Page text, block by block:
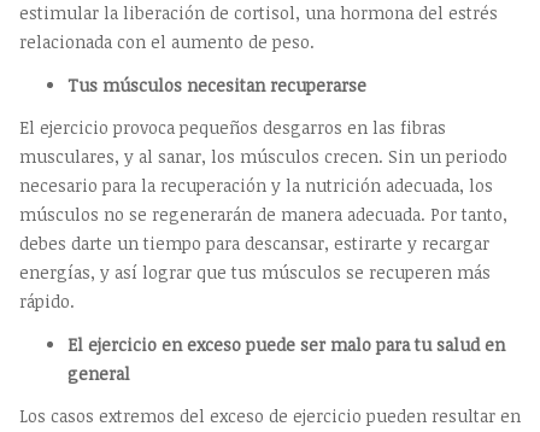
estimular la liberación de cortisol, una hormona del estrés
relacionada con el aumento de peso.
Tus músculos necesitan recuperarse
El ejercicio provoca pequeños desgarros en las fibras
musculares, y al sanar, los músculos crecen. Sin un periodo
necesario para la recuperación y la nutrición adecuada, los
músculos no se regenerarán de manera adecuada. Por tanto,
debes darte un tiempo para descansar, estirarte y recargar
energías, y así lograr que tus músculos se recuperen más
rápido.
El ejercicio en exceso puede ser malo para tu salud en
general
Los casos extremos del exceso de ejercicio pueden resultar en